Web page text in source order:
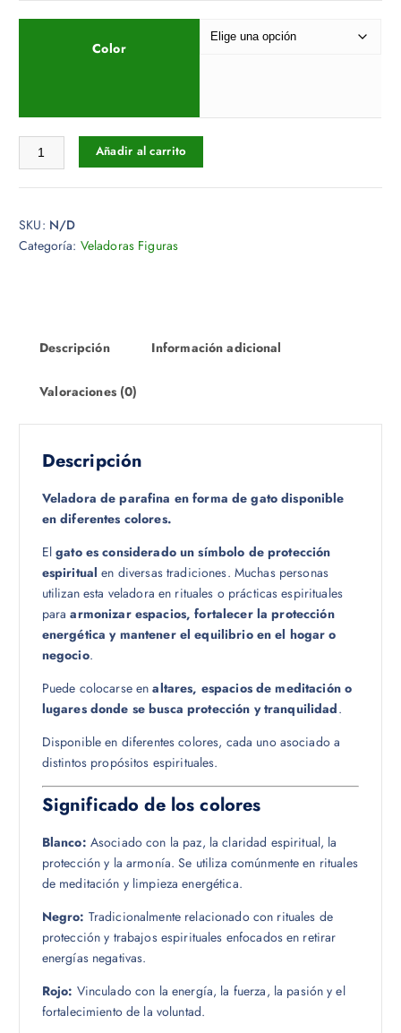
Color
Veladora Figura Gato cantidad
Añadir al carrito
SKU: N/D
Categoría: Veladoras Figuras
Descripción Información adicional
Valoraciones (0)
Descripción
Veladora de parafina en forma de gato disponible
en diferentes colores.
Elgato es considerado un símbolo de protección
espiritual en diversas tradiciones. Muchas personas
utilizan esta veladora en rituales o prácticas espirituales
paraarmonizar espacios, fortalecer la protección
energética y mantener el equilibrio en el hogar o
negocio.
Puede colocarse enaltares, espacios de meditación o
lugares donde se busca protección y tranquilidad.
Disponible en diferentes colores, cada uno asociado a
distintos propósitos espirituales.
Significado de los colores
Blanco: Asociado con la paz, la claridad espiritual, la
protección y la armonía. Se utiliza comúnmente en rituales
de meditación y limpieza energética.
Negro: Tradicionalmente relacionado con rituales de
protección y trabajos espirituales enfocados en retirar
energías negativas.
Rojo: Vinculado con la energía, la fuerza, la pasión y el
fortalecimiento de la voluntad.